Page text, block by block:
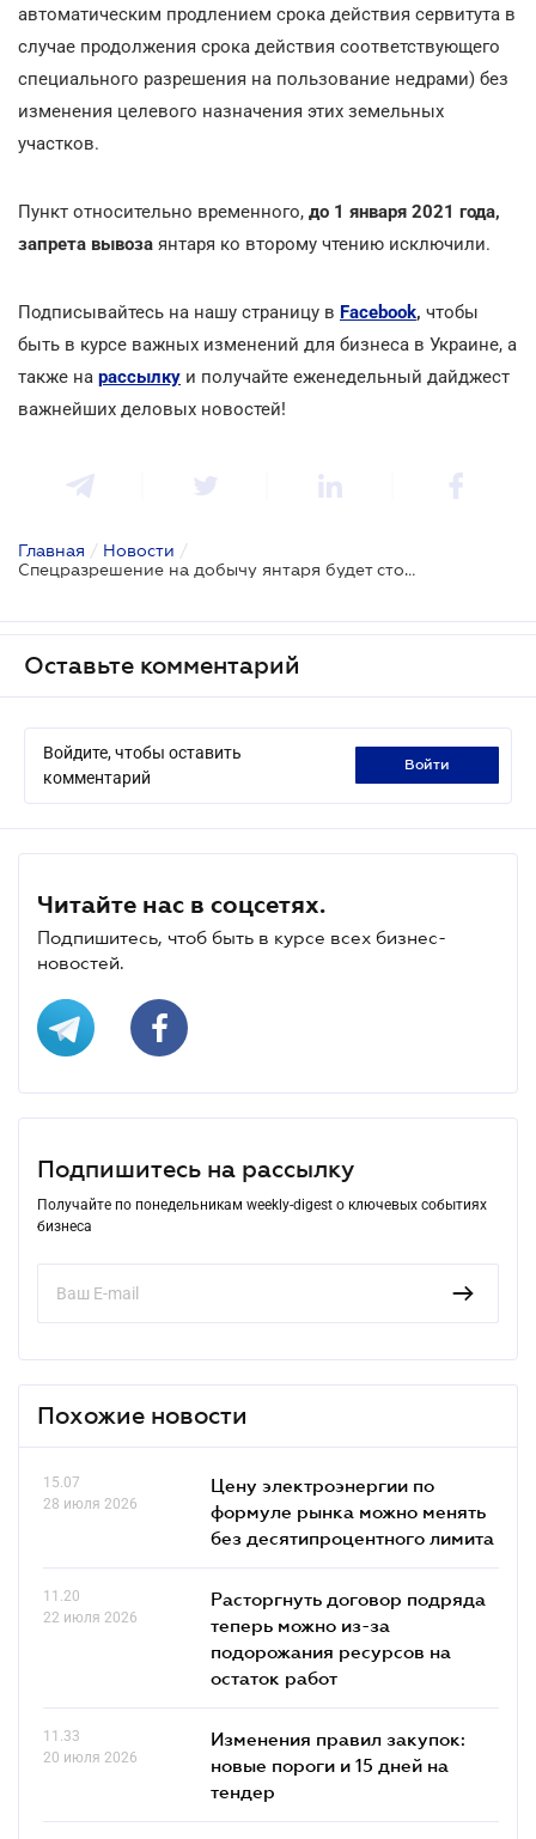
автоматическим продлением срока действия сервитута в
случае продолжения срока действия соответствующего
специального разрешения на пользование недрами) без
изменения целевого назначения этих земельных
участков.
Пункт относительно временного, до 1 января 2021 года,
запрета вывоза янтаря ко второму чтению исключили.
Подписывайтесь на нашу страницу в Facebook, чтобы
быть в курсе важных изменений для бизнеса в Украине, а
также на рассылку и получайте еженедельный дайджест
важнейших деловых новостей!
Главная / Новости /
Спецразрешение на добычу янтаря будет стоить от 34 тыс грн
Оставьте комментарий
Войдите, чтобы оставить
комментарий
войти
Читайте нас в соцсетях.
Подпишитесь, чтоб быть в курсе всех бизнес-
новостей.
Подпишитесь на рассылку
Получайте по понедельникам weekly-digest о ключевых событиях
бизнеса
Похожие новости
15.07
28 июля 2026
Цену электроэнергии по
формуле рынка можно менять
без десятипроцентного лимита
11.20
22 июля 2026
Расторгнуть договор подряда
теперь можно из-за
подорожания ресурсов на
остаток работ
11.33
20 июля 2026
Изменения правил закупок:
новые пороги и 15 дней на
тендер